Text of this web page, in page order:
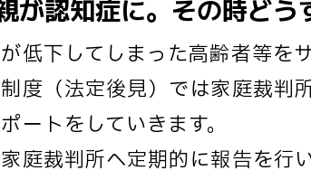
が認知症に。その時どう
低下してしまった高齢者等を
制度（法定後見）では家庭裁判
ートをしていきます。
庭裁判所へ定期的に報告を行